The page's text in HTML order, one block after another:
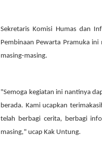
Sekretaris Komisi Humas dan
Pembinaan Pewarta Pramuka
masing-masing.
"Semoga kegiatan ini nantinya
berada. Kami ucapkan
telah berbagi cerita, berbagi
masing," ucap Kak Untung.